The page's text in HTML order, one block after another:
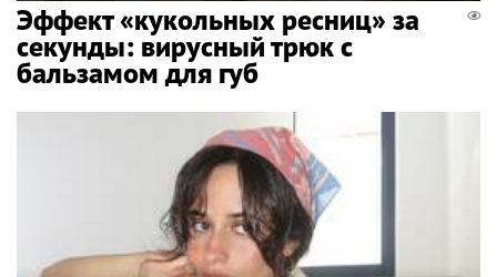
Эффект «кукольных ресниц» за
секунды: вирусный трюк с
бальзамом для губ